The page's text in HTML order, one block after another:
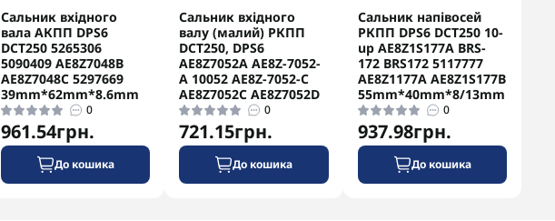
Сальник вхідного
вала АКПП DPS6
DCT250 5265306
5090409 AE8Z7048B
AE8Z7048C 5297669
39mm*62mm*8.6mm
0
961.54грн.
До кошика
Сальник вхідного
валу (малий) РКПП
DCT250, DPS6
AE8Z7052A AE8Z-7052-
A 10052 AE8Z-7052-C
AE8Z7052C AE8Z7052D
0
721.15грн.
До кошика
Сальник напівосей
РКПП DPS6 DCT250 10-
up AE8Z1S177A BRS-
172 BRS172 5117777
AE8Z1177A AE8Z1S177B
55mm*40mm*8/13mm
0
937.98грн.
До кошика